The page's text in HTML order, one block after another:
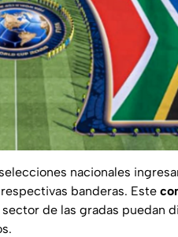
nacionales
banderas. Este
de las gradas puedan